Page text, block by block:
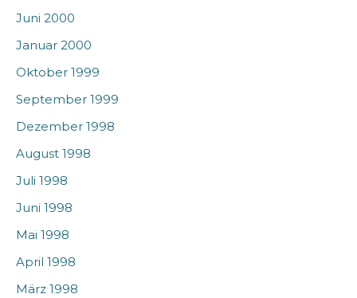
Juni 2000
Januar 2000
Oktober 1999
September 1999
Dezember 1998
August 1998
Juli 1998
Juni 1998
Mai 1998
April 1998
März 1998